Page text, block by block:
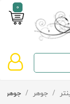
0
صفحه
دسته‌بندی
/ جوهر / جوهر Brother